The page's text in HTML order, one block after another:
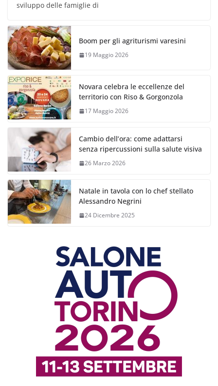
sviluppo delle famiglie di
Boom per gli agriturismi varesini
19 Maggio 2026
Novara celebra le eccellenze del
territorio con Riso & Gorgonzola
17 Maggio 2026
Cambio dell’ora: come adattarsi
senza ripercussioni sulla salute visiva
26 Marzo 2026
Natale in tavola con lo chef stellato
Alessandro Negrini
24 Dicembre 2025